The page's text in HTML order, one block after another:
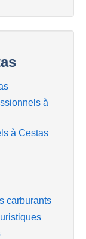
à
à Cestas
carburants